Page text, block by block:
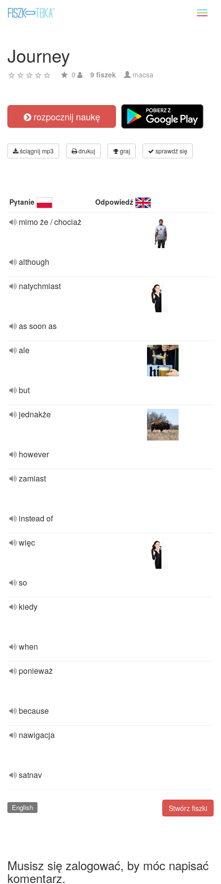
Journey
0 9 fiszek macsa
rozpocznij naukę
ściągnij mp3 drukuj graj sprawdź się
Pytanie Odpowiedź
mimo że / chociaż
although
natychmiast
as soon as
ale
but
jednakże
however
zamiast
instead of
więc
so
kiedy
when
ponieważ
because
nawigacja
satnav
Stwórz fiszki
English
Musisz się zalogować, by móc napisać
komentarz.